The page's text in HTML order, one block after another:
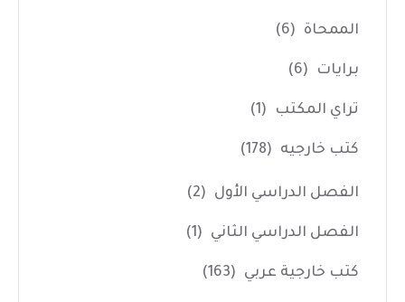
الممحاة (6)
برايات (6)
تراي المكتب (1)
كتب خارجيه (178)
الفصل الدراسي الأول (2)
الفصل الدراسي الثاني (1)
كتب خارجية عربي (163)